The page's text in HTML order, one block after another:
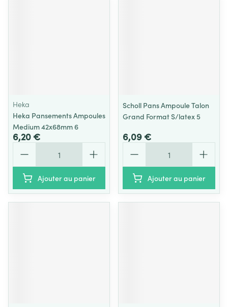
Heka
Heka Pansements Ampoules
Medium 42x68mm 6
6,20 €
Ajouter au panier
Scholl Pans Ampoule Talon
Grand Format S/latex 5
6,09 €
Ajouter au panier